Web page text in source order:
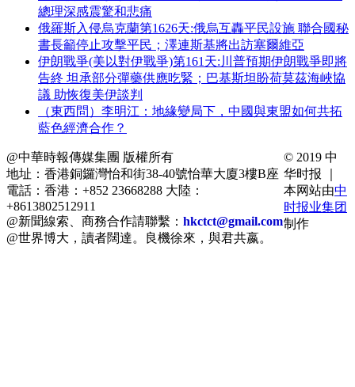
總理深感震驚和悲痛
俄羅斯入侵烏克蘭第1626天:俄烏互轟平民設施 聯合國秘
書長籲停止攻擊平民；澤連斯基將出訪塞爾維亞
伊朗戰爭(美以對伊戰爭)第161天:川普預期伊朗戰爭即將
告終 坦承部分彈藥供應吃緊；巴基斯坦盼荷莫茲海峽協
議 助恢復美伊談判
（東西問）李明江：地緣變局下，中國與東盟如何共拓
藍色經濟合作？
@中華時報傳媒集團 版權所有
地址：香港銅鑼灣怡和街38-40號怡華大廈3樓B座
電話：香港：+852 23668288 大陸：
+8613802512911
@新聞線索、商務合作請聯繫： hkctct@gmail.com
@世界博大，讀者闊達。良機徐來，與君共嬴。
© 2019 中
华时报 ｜
本网站由中
时报业集团
制作